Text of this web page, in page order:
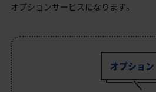
オプションサービスになります。
オプション